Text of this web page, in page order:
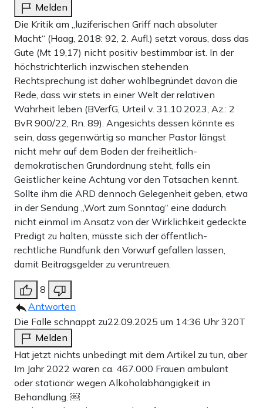
Melden
Die Kritik am „luziferischen Griff nach absoluter
Macht“ (Haag, 2018: 92, 2. Aufl.) setzt voraus, dass das
Gute (Mt 19,17) nicht positiv bestimmbar ist. In der
höchstrichterlich inzwischen stehenden
Rechtsprechung ist daher wohlbegründet davon die
Rede, dass wir stets in einer Welt der relativen
Wahrheit leben (BVerfG, Urteil v. 31.10.2023, Az.: 2
BvR 900/22, Rn. 89). Angesichts dessen könnte es
sein, dass gegenwärtig so mancher Pastor längst
nicht mehr auf dem Boden der freiheitlich-
demokratischen Grundordnung steht, falls ein
Geistlicher keine Achtung vor den Tatsachen kennt.
Sollte ihm die ARD dennoch Gelegenheit geben, etwa
in der Sendung „Wort zum Sonntag“ eine dadurch
nicht einmal im Ansatz von der Wirklichkeit gedeckte
Predigt zu halten, müsste sich der öffentlich-
rechtliche Rundfunk den Vorwurf gefallen lassen,
damit Beitragsgelder zu veruntreuen.
8
Antworten
Die Falle schnappt zu22.09.2025 um 14:36 Uhr320T
Melden
Hat jetzt nichts unbedingt mit dem Artikel zu tun, aber
Im Jahr 2022 waren ca. 467.000 Frauen ambulant
oder stationär wegen Alkoholabhängigkeit in
Behandlung. ￼